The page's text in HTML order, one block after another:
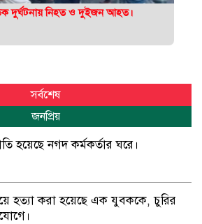
দুর্ঘটনায় নিহত ও দুইজন আহত।
সর্বশেষ
জনপ্রিয়
হয়েছে নগদ কর্মকর্তার ঘরে।
হত্যা করা হয়েছে এক যুবককে, চুরির